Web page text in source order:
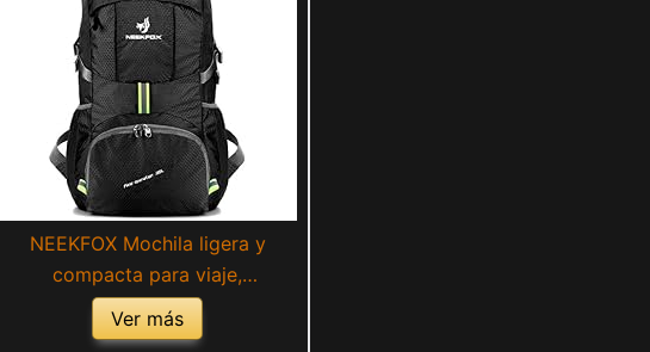
NEEKFOX Mochila ligera y
compacta para viaje,
excursionismo o uso diario,
Mochila para acampar plegable
Ver más